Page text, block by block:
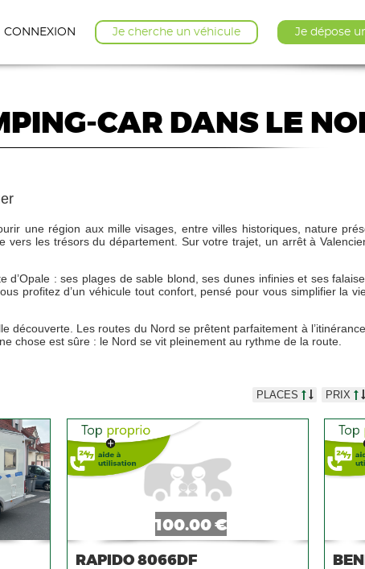
CONNEXION Je cherche un véhicule Je dépose
CAR DANS LE
une région aux mille visages, entre villes historiques, nature
les trésors du département. Sur votre trajet, un arrêt à
: ses plages de sable blond, ses dunes infinies et ses
profitez d’un véhicule tout confort, pensé pour vous simplifier la
Les routes du Nord se prêtent parfaitement à
chose est sûre : le Nord se vit pleinement au rythme de la route.
PLACES PRIX
100.00 €
RAPIDO 8066DF